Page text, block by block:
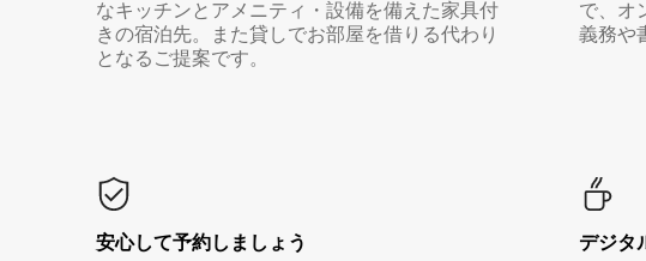
なキッチンとアメニティ・設備を備えた家具付
きの宿泊先。また貸しでお部屋を借りる代わり
となるご提案です。
で、オ
義務や
安心して予約しましょう
デジタ